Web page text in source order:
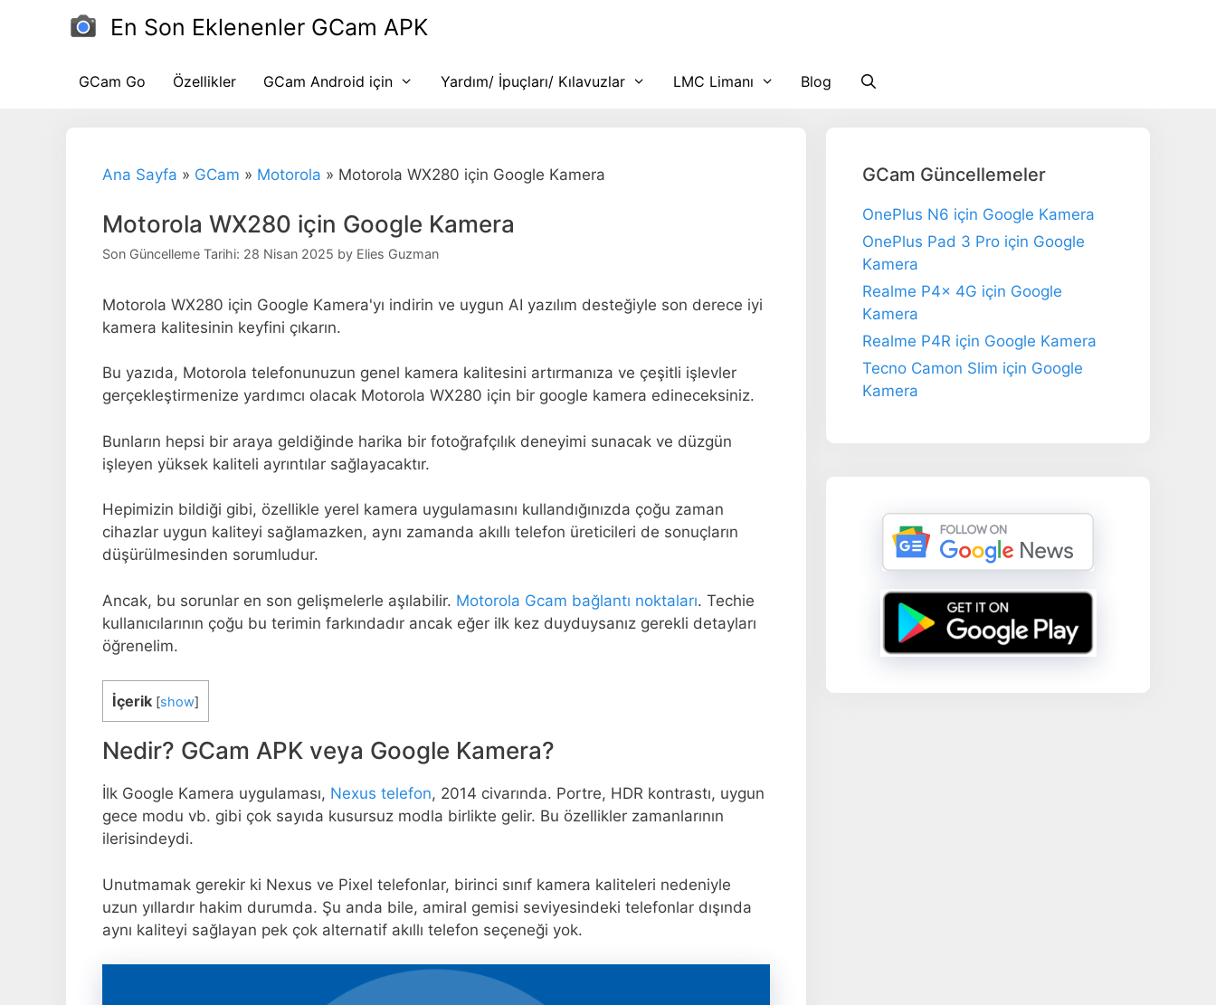
En Son Eklenenler GCam APK
GCam Go Özellikler GCam Android için Yardım/ İpuçları/ Kılavuzlar LMC Limanı Blog
Ana Sayfa » GCam » Motorola » Motorola WX280 için Google Kamera
Motorola WX280 için Google Kamera
Son Güncelleme Tarihi: 28 Nisan 2025 by Elies Guzman
Motorola WX280 için Google Kamera'yı indirin ve uygun AI yazılım desteğiyle son derece iyi
kamera kalitesinin keyfini çıkarın.
Bu yazıda, Motorola telefonunuzun genel kamera kalitesini artırmanıza ve çeşitli işlevler
gerçekleştirmenize yardımcı olacak Motorola WX280 için bir google kamera edineceksiniz.
Bunların hepsi bir araya geldiğinde harika bir fotoğrafçılık deneyimi sunacak ve düzgün
işleyen yüksek kaliteli ayrıntılar sağlayacaktır.
Hepimizin bildiği gibi, özellikle yerel kamera uygulamasını kullandığınızda çoğu zaman
cihazlar uygun kaliteyi sağlamazken, aynı zamanda akıllı telefon üreticileri de sonuçların
düşürülmesinden sorumludur.
Ancak, bu sorunlar en son gelişmelerle aşılabilir. Motorola Gcam bağlantı noktaları. Techie
kullanıcılarının çoğu bu terimin farkındadır ancak eğer ilk kez duyduysanız gerekli detayları
öğrenelim.
İçerik [show]
Nedir? GCam APK veya Google Kamera?
İlk Google Kamera uygulaması, Nexus telefon, 2014 civarında. Portre, HDR kontrastı, uygun
gece modu vb. gibi çok sayıda kusursuz modla birlikte gelir. Bu özellikler zamanlarının
ilerisindeydi.
Unutmamak gerekir ki Nexus ve Pixel telefonlar, birinci sınıf kamera kaliteleri nedeniyle
uzun yıllardır hakim durumda. Şu anda bile, amiral gemisi seviyesindeki telefonlar dışında
aynı kaliteyi sağlayan pek çok alternatif akıllı telefon seçeneği yok.
GCam Güncellemeler
OnePlus N6 için Google Kamera
OnePlus Pad 3 Pro için Google
Kamera
Realme P4x 4G için Google
Kamera
Realme P4R için Google Kamera
Tecno Camon Slim için Google
Kamera